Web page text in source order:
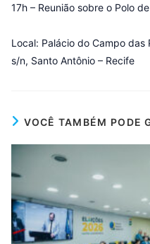
17h – Reunião sobre o Polo
Local: Palácio do Campo das
s/n, Santo Antônio – Recife
VOCÊ TAMBÉM PODE